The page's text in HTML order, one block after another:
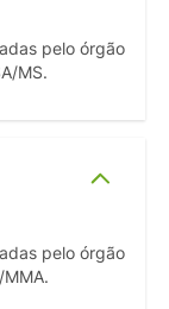
pelo órgão
MS.
pelo órgão